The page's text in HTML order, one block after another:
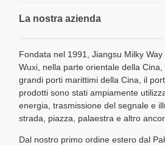
La nostra azienda
Fondata nel 1991, Jiangsu Milky
Wuxi, nella parte orientale della
grandi porti marittimi della Cina, il
prodotti sono stati ampiamente
energia, trasmissione del segnale e
strada, piazza, palaestra e altro
Dal nostro primo ordine estero dal